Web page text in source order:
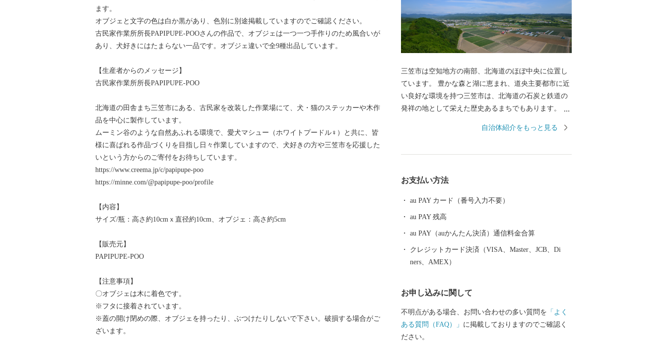
ます。
オブジェと文字の色は白か黒があり、色別に別途掲載していますのでご確認ください。
古民家作業所所長PAPIPUPE-POOさんの作品で、オブジェは一つ一つ手作りのため風合いが
あり、犬好きにはたまらない一品です。オブジェ違いで全9種出品しています。
【生産者からのメッセージ】
古民家作業所所長PAPIPUPE-POO
北海道の田舎まち三笠市にある、古民家を改装した作業場にて、犬・猫のステッカーや木作
品を中心に製作しています。
ムーミン谷のような自然あふれる環境で、愛犬マシュー（ホワイトプードル♀）と共に、皆
様に喜ばれる作品づくりを目指し日々作業していますので、犬好きの方や三笠市を応援した
いという方からのご寄付をお待ちしています。
https://www.creema.jp/c/papipupe-poo
https://minne.com/@papipupe-poo/profile
【内容】
サイズ/瓶：高さ約10cmｘ直径約10cm、オブジェ：高さ約5cm
【販売元】
PAPIPUPE-POO
【注意事項】
〇オブジェは木に着色です。
※フタに接着されています。
※蓋の開け閉めの際、オブジェを持ったり、ぶつけたりしないで下さい。破損する場合がご
ざいます。
三笠市は空知地方の南部、北海道のほぼ中央に位置し
ています。 豊かな森と湖に恵まれ、道央主要都市に近
い良好な環境を持つ三笠市は、北海道の石炭と鉄道の
発祥の地として栄えた歴史あるまちでもあります。 ま
とした多くの化石を産出する、地質学的にも重要な地
気軽に楽しむことができます。 三笠の盆踊りは無形文
化として北海道遺産にも登録され、伝統的に三層に高
踊る様子は壮観。誰でもその輪に入ることが出来ま
す。毎年8月13日～15日に行われる北海盆踊り大会の最
終日には納涼花火大会も開催。約600発の花火を櫓越し
自治体紹介をもっと見る
お支払い方法
au PAY カード（番号入力不要）
au PAY 残高
au PAY（auかんたん決済）通信料金合算
クレジットカード決済（VISA、Master、JCB、Di
ners、AMEX）
お申し込みに関して
不明点がある場合、お問い合わせの多い質問を 「よく
ある質問（FAQ）」 に掲載しておりますのでご確認く
ださい。